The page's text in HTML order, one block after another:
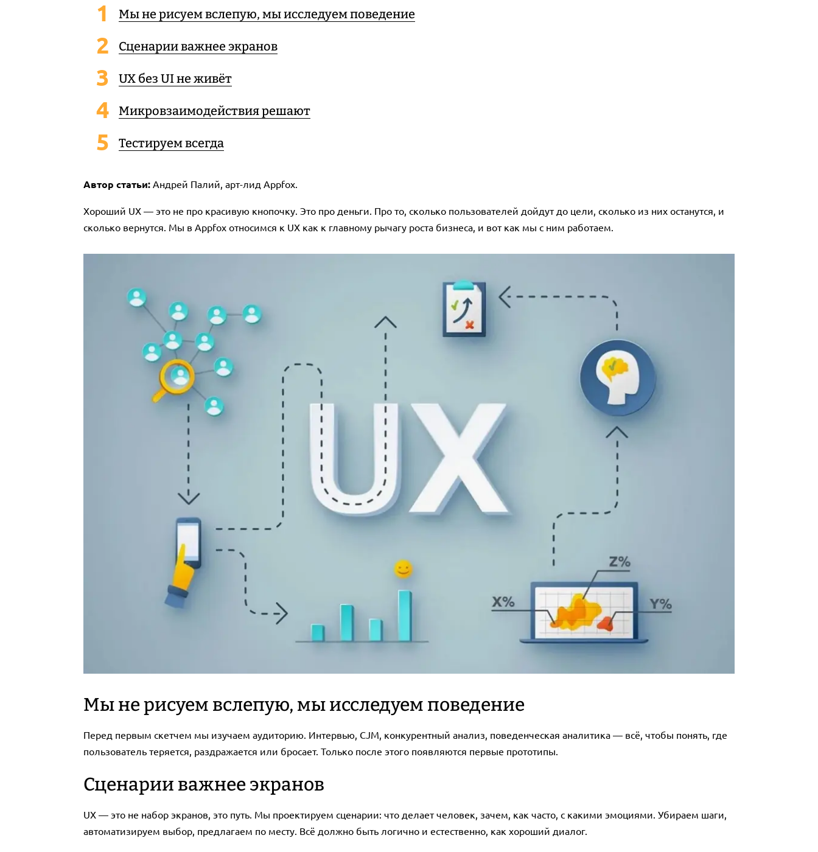
Мы не рисуем вслепую, мы исследуем поведение
Сценарии важнее экранов
UX без UI не живёт
Микровзаимодействия решают
Тестируем всегда
Автор статьи: Андрей Палий, арт-лид Appfox.
Хороший UX — это не про красивую кнопочку. Это про деньги. Про то, сколько пользователей дойдут до цели, сколько из них останутся, и
сколько вернутся. Мы в Appfox относимся к UX как к главному рычагу роста бизнеса, и вот как мы с ним работаем.
Мы не рисуем вслепую, мы исследуем поведение
Перед первым скетчем мы изучаем аудиторию. Интервью, CJM, конкурентный анализ, поведенческая аналитика — всё, чтобы понять, где
пользователь теряется, раздражается или бросает. Только после этого появляются первые прототипы.
Сценарии важнее экранов
UX — это не набор экранов, это путь. Мы проектируем сценарии: что делает человек, зачем, как часто, с какими эмоциями. Убираем шаги,
автоматизируем выбор, предлагаем по месту. Всё должно быть логично и естественно, как хороший диалог.